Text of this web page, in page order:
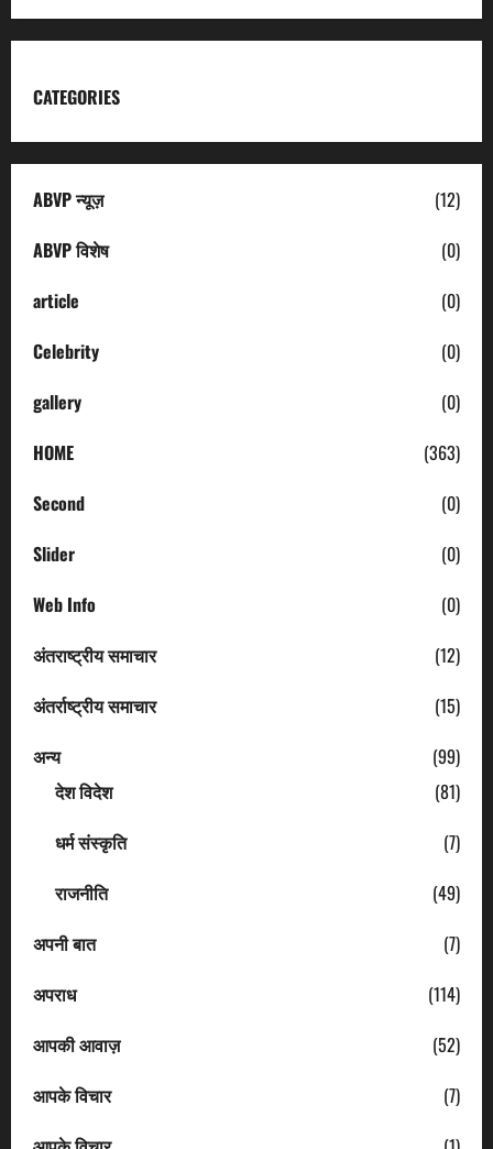
CATEGORIES
ABVP न्यूज़
(12)
ABVP विशेष
(0)
article
(0)
Celebrity
(0)
gallery
(0)
HOME
(363)
Second
(0)
Slider
(0)
Web Info
(0)
अंतराष्ट्रीय समाचार
(12)
अंतर्राष्ट्रीय समाचार
(15)
अन्य
(99)
देश विदेश
(81)
धर्म संस्कृति
(7)
राजनीति
(49)
अपनी बात
(7)
अपराध
(114)
आपकी आवाज़
(52)
आपके विचार
(7)